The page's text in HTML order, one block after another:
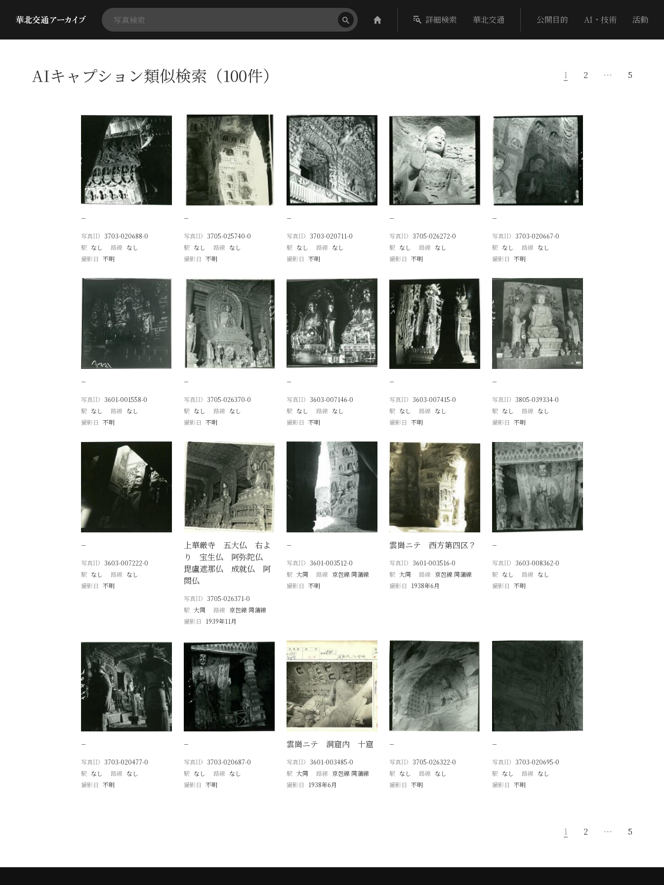
詳細検索 華北交通 公開目的 AI・技術 活動
AIキャプション類似検索（100件） 1 2 … 5
−
写真ID 3703-020688-0
駅 なし 路線 なし
撮影日 不明
−
写真ID 3705-025740-0
駅 なし 路線 なし
撮影日 不明
−
写真ID 3703-020711-0
駅 なし 路線 なし
撮影日 不明
−
写真ID 3705-026272-0
駅 なし 路線 なし
撮影日 不明
−
写真ID 3703-020667-0
駅 なし 路線 なし
撮影日 不明
−
写真ID 3601-001558-0
駅 なし 路線 なし
撮影日 不明
−
写真ID 3705-026370-0
駅 なし 路線 なし
撮影日 不明
−
写真ID 3603-007146-0
駅 なし 路線 なし
撮影日 不明
−
写真ID 3603-007415-0
駅 なし 路線 なし
撮影日 不明
−
写真ID 3805-039334-0
駅 なし 路線 なし
撮影日 不明
−
写真ID 3603-007222-0
駅 なし 路線 なし
撮影日 不明
上華厳寺 五大仏 右よ
り 宝生仏 阿弥陀仏
毘盧遮那仏 成就仏 阿
閦仏
写真ID 3705-026371-0
駅 大同 路線 京包線 同蒲線
撮影日
1939年11月
−
写真ID 3601-003512-0
駅 大同 路線 京包線 同蒲線
撮影日 不明
雲崗ニテ 西方第四区？
写真ID 3601-003516-0
駅 大同 路線 京包線 同蒲線
撮影日
1938年6月
−
写真ID 3603-008362-0
駅 なし 路線 なし
撮影日 不明
−
写真ID 3703-020477-0
駅 なし 路線 なし
撮影日 不明
−
写真ID 3703-020687-0
駅 なし 路線 なし
撮影日 不明
雲崗ニテ 洞窟内 十窟
写真ID 3601-003485-0
駅 大同 路線 京包線 同蒲線
撮影日
1938年6月
−
写真ID 3705-026322-0
駅 なし 路線 なし
撮影日 不明
−
写真ID 3703-020695-0
駅 なし 路線 なし
撮影日 不明
1 2 … 5